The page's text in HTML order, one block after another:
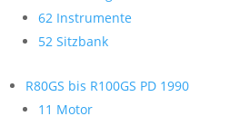
62 Instrumente
52 Sitzbank
R80GS bis R100GS PD 1990
11 Motor